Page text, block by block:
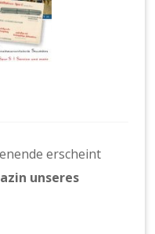
erscheint
unseres